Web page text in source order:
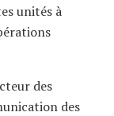
unités à
des
des